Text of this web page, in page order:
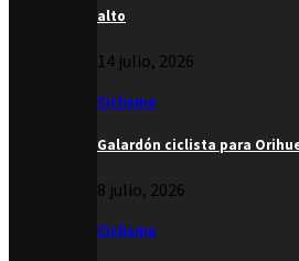
alto
14 julio, 2026
Ciclismo
Galardón ciclista para
8 julio, 2026
Ciclismo